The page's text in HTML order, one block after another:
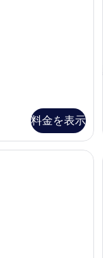
料金を表示